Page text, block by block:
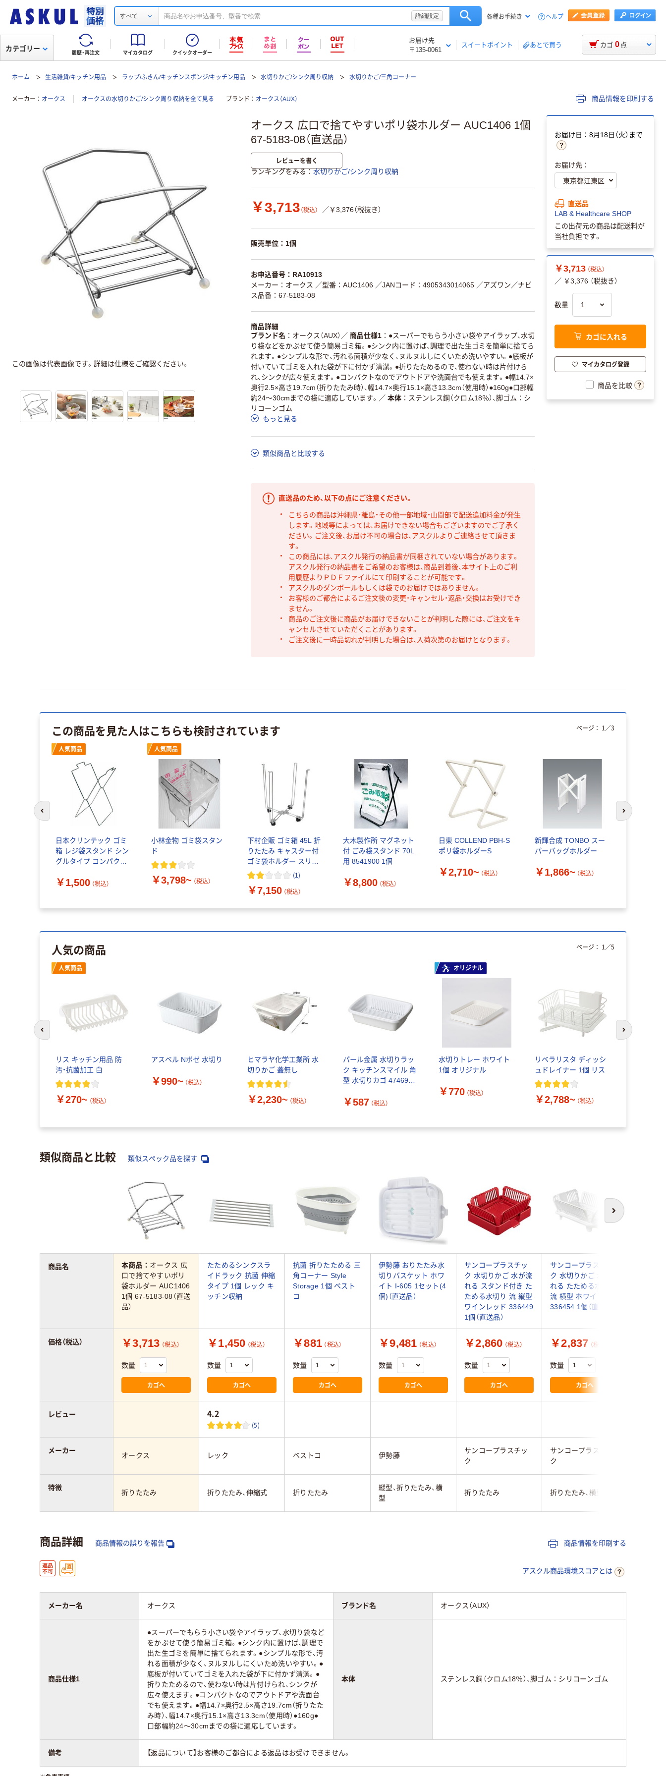
すべて 詳細設定 各種お手続き ヘルプ
履歴・再注文 マイカタログ クイックオーダー
お届け先
〒135-0061
スイートポイント あとで買う
カテゴリー カゴ 0 点
ホーム 生活雑貨/キッチン用品 ラップ/ふきん/キッチンスポンジ/キッチン用品 水切りかご/シンク周り収納 水切りかご/三角コーナー
メーカー オークス オークスの水切りかご/シンク周り収納を全て見る ブランド オークス（AUX） 商品情報を印刷する
オークス 広口で捨てやすいポリ袋ホルダー AUC1406 1個
67-5183-08（直送品）
レビューを書く
ランキングをみる 水切りかご/シンク周り収納
￥3,713 （税込） ／￥3,376（税抜き）
販売単位：1個
お申込番号：RA10913
メーカー：オークス ／型番：AUC1406 ／JANコード：4905343014065 ／アズワン／ナビ
ス品番：67-5183-08
商品詳細
ブランド名
オークス（AUX） ／ 商品仕様1
●スーパーでもらう小さい袋やアイラップ、水切
り袋などをかぶせて使う簡易ゴミ箱。●シンク内に置けば、調理で出た生ゴミを簡単に捨てら
れます。●シンプルな形で、汚れる面積が少なく、ヌルヌルしにくいため洗いやすい。●底板が
付いていてゴミを入れた袋が下に付かず清潔。●折りたためるので、使わない時は片付けら
れ、シンクが広々使えます。●コンパクトなのでアウトドアや洗面台でも使えます。●幅14.7×
奥行2.5×高さ19.7cm（折りたたみ時）、幅14.7×奥行15.1×高さ13.3cm（使用時）●160g●口部幅
約24～30cmまでの袋に適応しています。 ／ 本体
ステンレス鋼（クロム18％）、脚ゴム：シ
リコーンゴム
もっと見る
類似商品と比較する
直送品のため、以下の点にご注意ください。
こちらの商品は沖縄県・離島・その他一部地域・山間部で配送追加料金が発生
します。地域等によっては、お届けできない場合もございますのでご了承く
ださい。ご注文後、お届け不可の場合は、アスクルよりご連絡させて頂きま
す。
この商品には、アスクル発行の納品書が同梱されていない場合があります。
アスクル発行の納品書をご希望のお客様は、商品到着後、本サイト上のご利
用履歴よりＰＤＦファイルにて印刷することが可能です。
アスクルのダンボールもしくは袋でのお届けではありません。
お客様のご都合によるご注文後の変更・キャンセル・返品・交換はお受けでき
ません。
商品のご注文後に商品がお届けできないことが判明した際には、ご注文をキ
ャンセルさせていただくことがあります。
ご注文後に一時品切れが判明した場合は、入荷次第のお届けとなります。
この画像は代表画像です。詳細は仕様をご確認ください。
お届け日：8月18日（火）まで
お届け先：
直送品
LAB & Healthcare SHOP
この出荷元の商品は配送料が
当社負担です。
￥3,713 （税込）
／ ￥3,376 （税抜き）
数量
カゴに入れる
マイカタログ登録
商品を比較
この商品を見た人はこちらも検討されています
人気商品
日本クリンテック ゴミ
箱 レジ袋スタンド シン
グルタイプ コンパクト
￥1,500 （税込）
人気商品
小林金物 ゴミ袋スタン
ド
￥3,798~ （税込）
下村企販 ゴミ箱 45L 折
りたたみ キャスター付
ゴミ袋ホルダー スリム
収納 ふたなし 折り畳み
332843 1個
(1)
￥7,150 （税込）
大木製作所 マグネット
付 ごみ袋スタンド 70L
用 8541900 1個
￥8,800 （税込）
日東 COLLEND PBH-S
ポリ袋ホルダーS
￥2,710~ （税込）
新輝合成 TONBO スー
パーバッグホルダー
￥1,866~ （税込）
ページ： 1 ／3
前のスライドへ 次のスライド
人気の商品
人気商品
リス キッチン用品 防
汚・抗菌加工 白
￥270~ （税込）
アスベル Nポゼ 水切り
￥990~ （税込）
ヒマラヤ化学工業所 水
切りかご 蓋無し
￥2,230~ （税込）
パール金属 水切りラッ
ク キッチンスマイル 角
型 水切りカゴ 474690 1
￥587 （税込）
オリジナル
水切りトレー ホワイト
1個 オリジナル
￥770 （税込）
リベラリスタ ディッシ
ュドレイナー 1個 リス
￥2,788~ （税込）
ページ： 1 ／5
次のスライド
類似商品と比較 類似スペック品を探す
次へ
本商品： オークス 広
口で捨てやすいポリ
袋ホルダー AUC1406
1個 67-5183-08（直送
品）
たためるシンクスラ
イドラック 抗菌 伸縮
タイプ 1個 レック キ
ッチン収納
抗菌 折りたためる 三
角コーナー Style
Storage 1個 ベスト
コ
伊勢藤 おりたたみ水
切りバスケット ホワ
イト I-605 1セット(4
個)（直送品）
サンコープラスチッ
ク 水切りかご 水が流
れる スタンド付き た
ためる水切り 流 縦型
ワインレッド 336449
1個（直送品）
サンコープラスチッ
ク 水切りかご 水が流
れる たためる水切り
流 横型 ホワイト
336454 1個（直送品）
￥3,713 （税込）
数量
カゴへ
￥1,450 （税込）
数量
カゴへ
￥881 （税込）
数量
カゴへ
￥9,481 （税込）
数量
カゴへ
￥2,860 （税込）
数量
カゴへ
￥2,837 （税込）
数量
カゴへ
4.2
(5)
オークス レック ベストコ 伊勢藤
サンコープラスチッ
ク
サンコープラスチッ
ク
折りたたみ 折りたたみ、伸縮式 折りたたみ
縦型、折りたたみ、横
型
折りたたみ 折りたたみ、横型
商品名
価格（税込）
レビュー
メーカー
特徴
商品詳細 商品情報の誤りを報告 商品情報を印刷する
アスクル商品環境スコアとは
メーカー名 オークス ブランド名 オークス（AUX）
商品仕様1
●スーパーでもらう小さい袋やアイラップ、水切り袋など
をかぶせて使う簡易ゴミ箱。●シンク内に置けば、調理で
出た生ゴミを簡単に捨てられます。●シンプルな形で、汚
れる面積が少なく、ヌルヌルしにくいため洗いやすい。●
底板が付いていてゴミを入れた袋が下に付かず清潔。●
折りたためるので、使わない時は片付けられ、シンクが
広々使えます。●コンパクトなのでアウトドアや洗面台
でも使えます。●幅14.7×奥行2.5×高さ19.7cm（折りたた
み時）、幅14.7×奥行15.1×高さ13.3cm（使用時）●160g●
口部幅約24～30cmまでの袋に適応しています。
本体 ステンレス鋼（クロム18％）、脚ゴム：シリコーンゴム
備考 【返品について】お客様のご都合による返品はお受けできません。